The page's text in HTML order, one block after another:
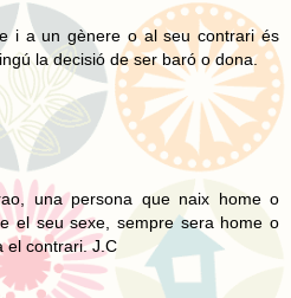
i a un gènere o al seu contrari és
la decisió de ser baró o dona.
una persona que naix home o
el seu sexe, sempre sera home o
el contrari. J.C